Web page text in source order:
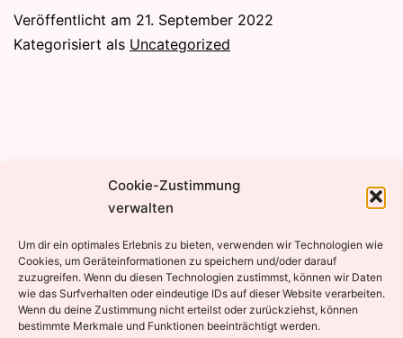
Cookie-Zustimmung
verwalten
Um dir ein optimales Erlebnis zu bieten, verwenden wir Technologien wie
Cookies, um Geräteinformationen zu speichern und/oder darauf
zuzugreifen. Wenn du diesen Technologien zustimmst, können wir Daten
wie das Surfverhalten oder eindeutige IDs auf dieser Website verarbeiten.
Wenn du deine Zustimmung nicht erteilst oder zurückziehst, können
bestimmte Merkmale und Funktionen beeinträchtigt werden.
Veröffentlicht am 21. September 2022
Kategorisiert als Uncategorized